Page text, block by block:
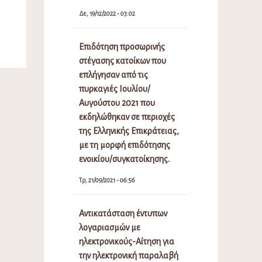
Δε, 19/12/2022 - 03:02
Επιδότηση προσωρινής
στέγασης κατοίκων που
επλήγησαν από τις
πυρκαγιές Ιουλίου/
Αυγούστου 2021 που
εκδηλώθηκαν σε περιοχές
της Ελληνικής Επικράτειας,
με τη μορφή επιδότησης
ενοικίου/συγκατοίκησης.
Τρ, 21/09/2021 - 06:56
Αντικατάσταση έντυπων
λογαριασμών με
ηλεκτρονικούς-Αίτηση για
την ηλεκτρονική παραλαβή